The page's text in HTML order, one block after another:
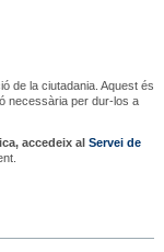
de la ciutadania. Aquest és
necessària per dur-los a
accedeix al Servei de